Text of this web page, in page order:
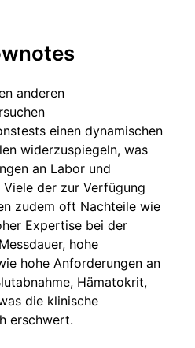
anderen
einen dynamischen
widerzuspiegeln, was
an Labor und
der zur Verfügung
zudem oft Nachteile wie
Expertise bei der
hohe
hohe Anforderungen an
Hämatokrit,
die klinische
erschwert.